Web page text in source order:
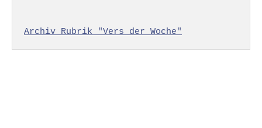
Archiv Rubrik "Vers der Woche"